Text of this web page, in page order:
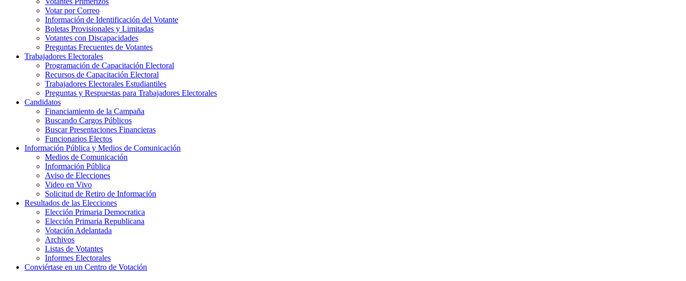
Votar por Correo
Información de Identificación del Votante
Boletas Provisionales y Limitadas
Votantes con Discapacidades
Preguntas Frecuentes de Votantes
Trabajadores Electorales
Programación de Capacitación Electoral
Recursos de Capacitación Electoral
Trabajadores Electorales Estudiantiles
Preguntas y Respuestas para Trabajadores Electorales
Candidatos
Financiamiento de la Campaña
Buscando Cargos Públicos
Buscar Presentaciones Financieras
Funcionarios Electos
Información Pública y Medios de Comunicación
Medios de Comunicación
Información Pública
Aviso de Elecciones
Video en Vivo
Solicitud de Retiro de Información
Resultados de las Elecciones
Elección Primaria Democratica
Elección Primaria Republicana
Votación Adelantada
Archivos
Listas de Votantes
Informes Electorales
Conviértase en un Centro de Votación